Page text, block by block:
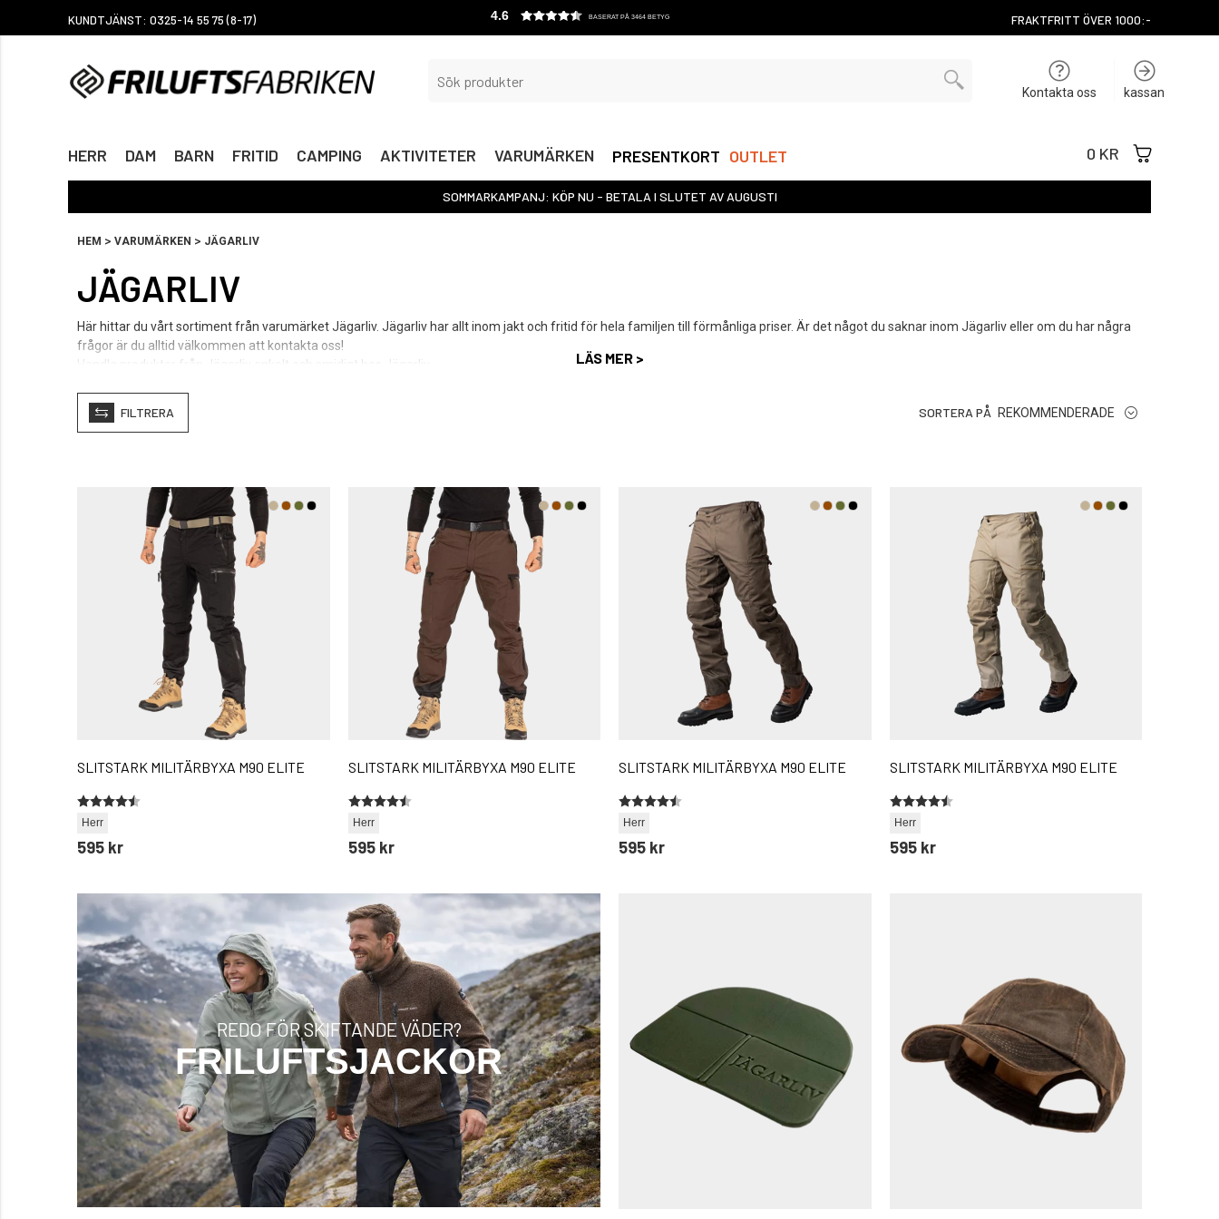
KUNDTJÄNST: 0325-14 55 75 (8-17) 4.6 BASERAT PÅ 3464 BETYG FRAKTFRITT ÖVER 1000:-
Kontakta oss kassan
HERR DAM BARN FRITID CAMPING AKTIVITETER VARUMÄRKEN PRESENTKORT OUTLET 0 KR
SOMMARKAMPANJ: KÖP NU - BETALA I SLUTET AV AUGUSTI
HEM > VARUMÄRKEN > JÄGARLIV
JÄGARLIV
Här hittar du vårt sortiment från varumärket Jägarliv. Jägarliv har allt inom jakt och fritid för hela familjen till förmånliga priser. Är det något du saknar inom Jägarliv eller om du har några
frågor är du alltid välkommen att kontakta oss!
Handla produkter från Jägarliv enkelt och smidigt hos Jägarliv.
LÄS MER >
FILTRERA SORTERA PÅ REKOMMENDERADE
SLITSTARK MILITÄRBYXA M90 ELITE
Herr
595 kr
Betyg:
4.4 utav 5 stjärnor
SLITSTARK MILITÄRBYXA M90 ELITE
Herr
595 kr
Betyg:
4.4 utav 5 stjärnor
SLITSTARK MILITÄRBYXA M90 ELITE
Herr
595 kr
Betyg:
4.4 utav 5 stjärnor
SLITSTARK MILITÄRBYXA M90 ELITE
Herr
595 kr
Betyg:
4.4 utav 5 stjärnor
REDO FÖR SKIFTANDE VÄDER?
FRILUFTSJACKOR